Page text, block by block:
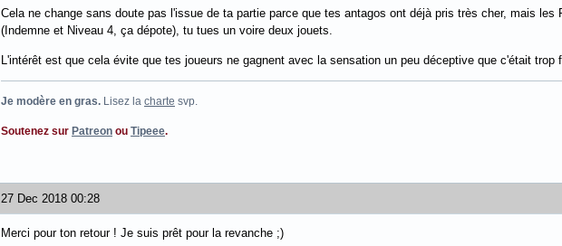
Cela ne change sans doute pas l'issue de ta partie parce que tes antagos ont déjà pris très cher, mais
(Indemne et Niveau 4, ça dépote), tu tues un voire deux jouets.
L'intérêt est que cela évite que tes joueurs ne gagnent avec la sensation un peu déceptive que c'était trop
Je modère en gras. Lisez la charte svp.
Soutenez sur Patreon ou Tipeee.
27 Dec 2018 00:28
Merci pour ton retour ! Je suis prêt pour la revanche ;)